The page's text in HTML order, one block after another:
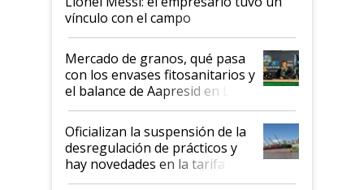
vínculo con el campo
Mercado de granos, qué pasa
con los envases fitosanitarios y
el balance de Aapresid en La
Posta
Oficializan la suspensión de la
desregulación de prácticos y
hay novedades en la tarifa de
la hidrovía